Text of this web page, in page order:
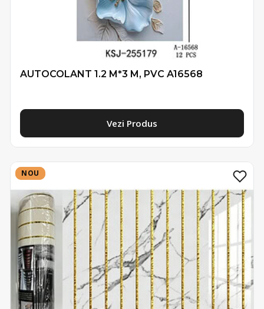
AUTOCOLANT 1.2 M*3 M, PVC A16568
Vezi Produs
NOU
NOU